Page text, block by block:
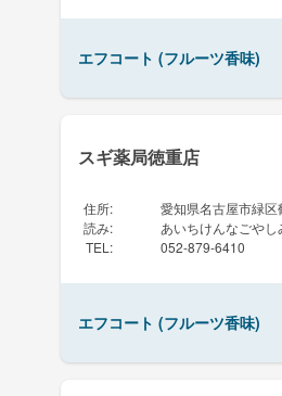
エフコート (フルーツ香味)
スギ薬局徳重店
住所:
愛知県名古屋市緑
読み:
あいちけんなごや
TEL : 052-879-6410
エフコート (フルーツ香味)